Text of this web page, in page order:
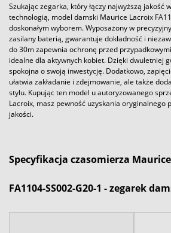
Szukając zegarka, który łączy najwyższą jakość
technologią, model damski Maurice Lacroix
doskonałym wyborem. Wyposażony w
zasilany baterią, gwarantuje dokładność i
do 30m zapewnia ochronę przed
idealne dla aktywnych kobiet. Dzięki dwuletniej
spokojna o swoją inwestycję. Dodatkowo,
ułatwia zakładanie i zdejmowanie, ale także
stylu. Kupując ten model u autoryzowanego
Lacroix, masz pewność uzyskania oryginalnego
jakości.
Specyfikacja czasomierza
FA1104-SS002-G20-1 - zegarek